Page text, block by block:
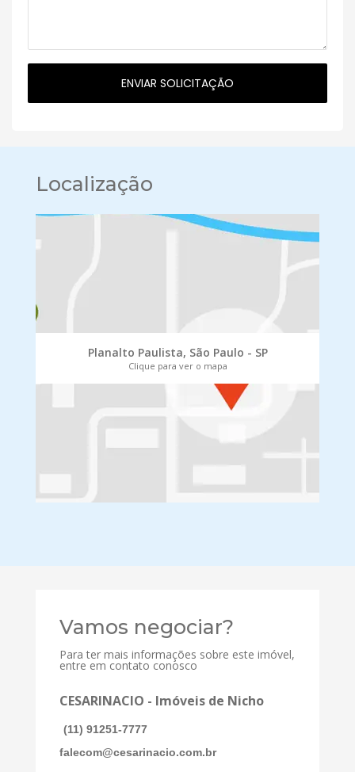
Localização
Planalto Paulista, São Paulo - SP
Clique para ver o mapa
Vamos negociar?
Para ter mais informações sobre este imóvel,
entre em contato conosco
CESARINACIO - Imóveis de Nicho
(11) 91251-7777
falecom@cesarinacio.com.br